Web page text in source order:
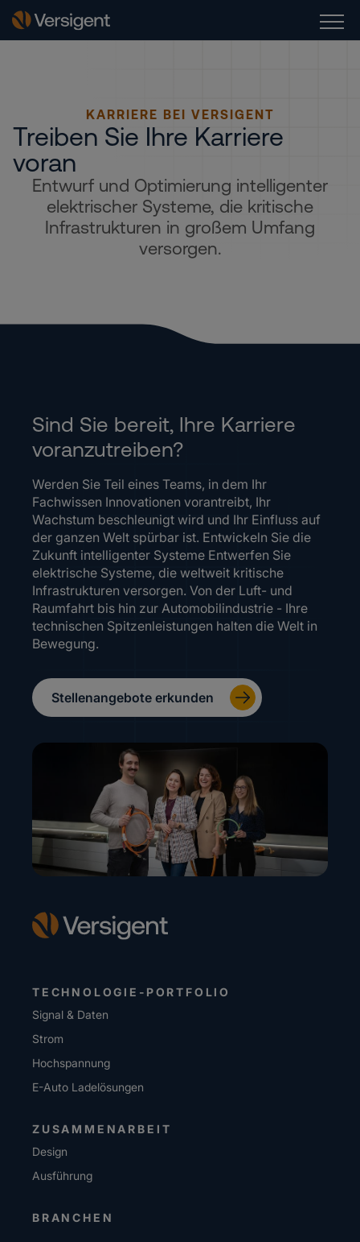
KARRIERE BEI VERSIGENT
Treiben Sie Ihre Karriere
voran
Entwurf und Optimierung intelligenter
elektrischer Systeme, die kritische
Infrastrukturen in großem Umfang
versorgen.
Sind Sie bereit, Ihre Karriere
voranzutreiben?
Werden Sie Teil eines Teams, in dem Ihr
Fachwissen Innovationen vorantreibt, Ihr
Wachstum beschleunigt wird und Ihr Einfluss auf
der ganzen Welt spürbar ist. Entwickeln Sie die
Zukunft intelligenter Systeme Entwerfen Sie
elektrische Systeme, die weltweit kritische
Infrastrukturen versorgen. Von der Luft- und
Raumfahrt bis hin zur Automobilindustrie - Ihre
technischen Spitzenleistungen halten die Welt in
Bewegung.
Stellenangebote erkunden
TECHNOLOGIE-PORTFOLIO
Signal & Daten
Strom
Hochspannung
E-Auto Ladelösungen
ZUSAMMENARBEIT
Design
Ausführung
BRANCHEN